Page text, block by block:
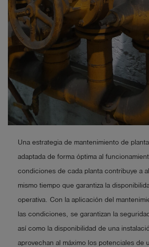
Una estrategia de mantenimiento de
adaptada de forma óptima al
condiciones de cada planta contribuye a
mismo tiempo que garantiza la
operativa. Con la aplicación del
las condiciones, se garantizan la
así como la disponibilidad de una
aprovechan al máximo los potenciales de